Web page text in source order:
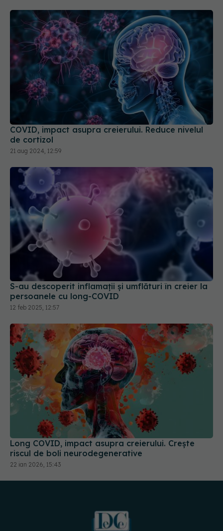
COVID, impact asupra creierului. Reduce nivelul
de cortizol
21 aug 2024, 12:59
S-au descoperit inflamaţii și umflături în creier la
persoanele cu long-COVID
12 feb 2025, 12:57
Long COVID, impact asupra creierului. Crește
riscul de boli neurodegenerative
22 ian 2026, 15:43